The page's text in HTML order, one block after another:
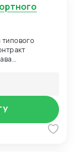
форс-
оговорка.
Адаптация
Правовое
по
аудит